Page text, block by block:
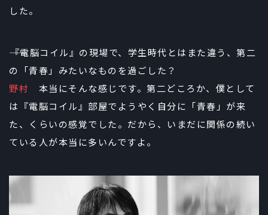
した。
――『電脳コイル』の現場で、学生時代とはまた違う、第二
の「青春」みたいなものを過ごした？
野村 本当にそんな感じです。第二どころか、僕として
は『電脳コイル』部屋でようやく自分に「青春」が来
た、くらいの感覚でした。だから、いまだに関係の続い
ている人が本当に多いんですよ。